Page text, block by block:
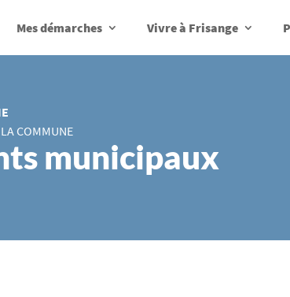
Mes démarches Vivre à Frisange
COMMUNE
municipaux